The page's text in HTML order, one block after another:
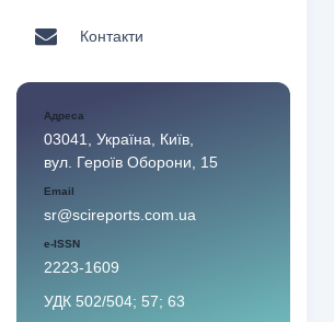
Контакти
Адреса
03041, Україна, Київ,
вул. Героїв Оборони, 15
Email
sr@scireports.com.ua
e-ISSN
2223-1609
УДК 502/504; 57; 63